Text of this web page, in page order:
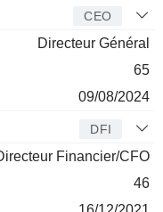
CEO
Directeur Général
65
09/08/2024
DFI
Financier/CFO
46